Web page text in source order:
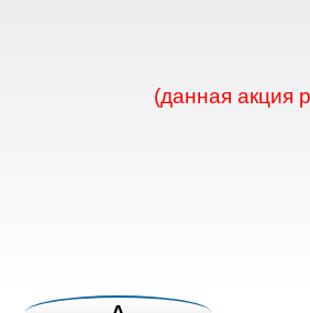
(данная акция